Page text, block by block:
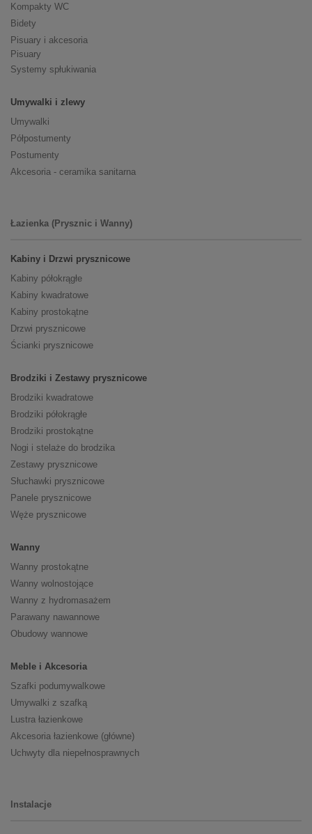
Kompakty WC
Bidety
Pisuary i akcesoria
Pisuary
Systemy spłukiwania
Umywalki i zlewy
Umywalki
Półpostumenty
Postumenty
Akcesoria - ceramika sanitarna
Łazienka (Prysznic i Wanny)
Kabiny i Drzwi prysznicowe
Kabiny półokrągłe
Kabiny kwadratowe
Kabiny prostokątne
Drzwi prysznicowe
Ścianki prysznicowe
Brodziki i Zestawy prysznicowe
Brodziki kwadratowe
Brodziki półokrągłe
Brodziki prostokątne
Nogi i stelaże do brodzika
Zestawy prysznicowe
Słuchawki prysznicowe
Panele prysznicowe
Węże prysznicowe
Wanny
Wanny prostokątne
Wanny wolnostojące
Wanny z hydromasażem
Parawany nawannowe
Obudowy wannowe
Meble i Akcesoria
Szafki podumywalkowe
Umywalki z szafką
Lustra łazienkowe
Akcesoria łazienkowe (główne)
Uchwyty dla niepełnosprawnych
Instalacje